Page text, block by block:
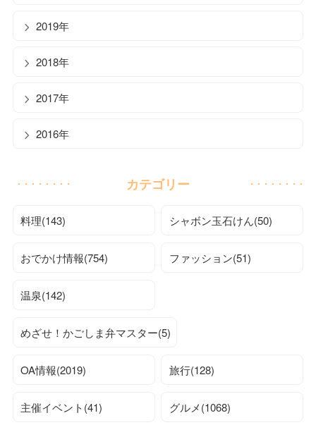
2019年
2018年
2017年
2016年
カテゴリー
料理(143) シャボン玉石けん(50)
おでかけ情報(754) ファッション(51)
温泉(142)
めざせ！かごしま弁マスター(5)
OA情報(2019) 旅行(128)
主催イベント(41) グルメ(1068)